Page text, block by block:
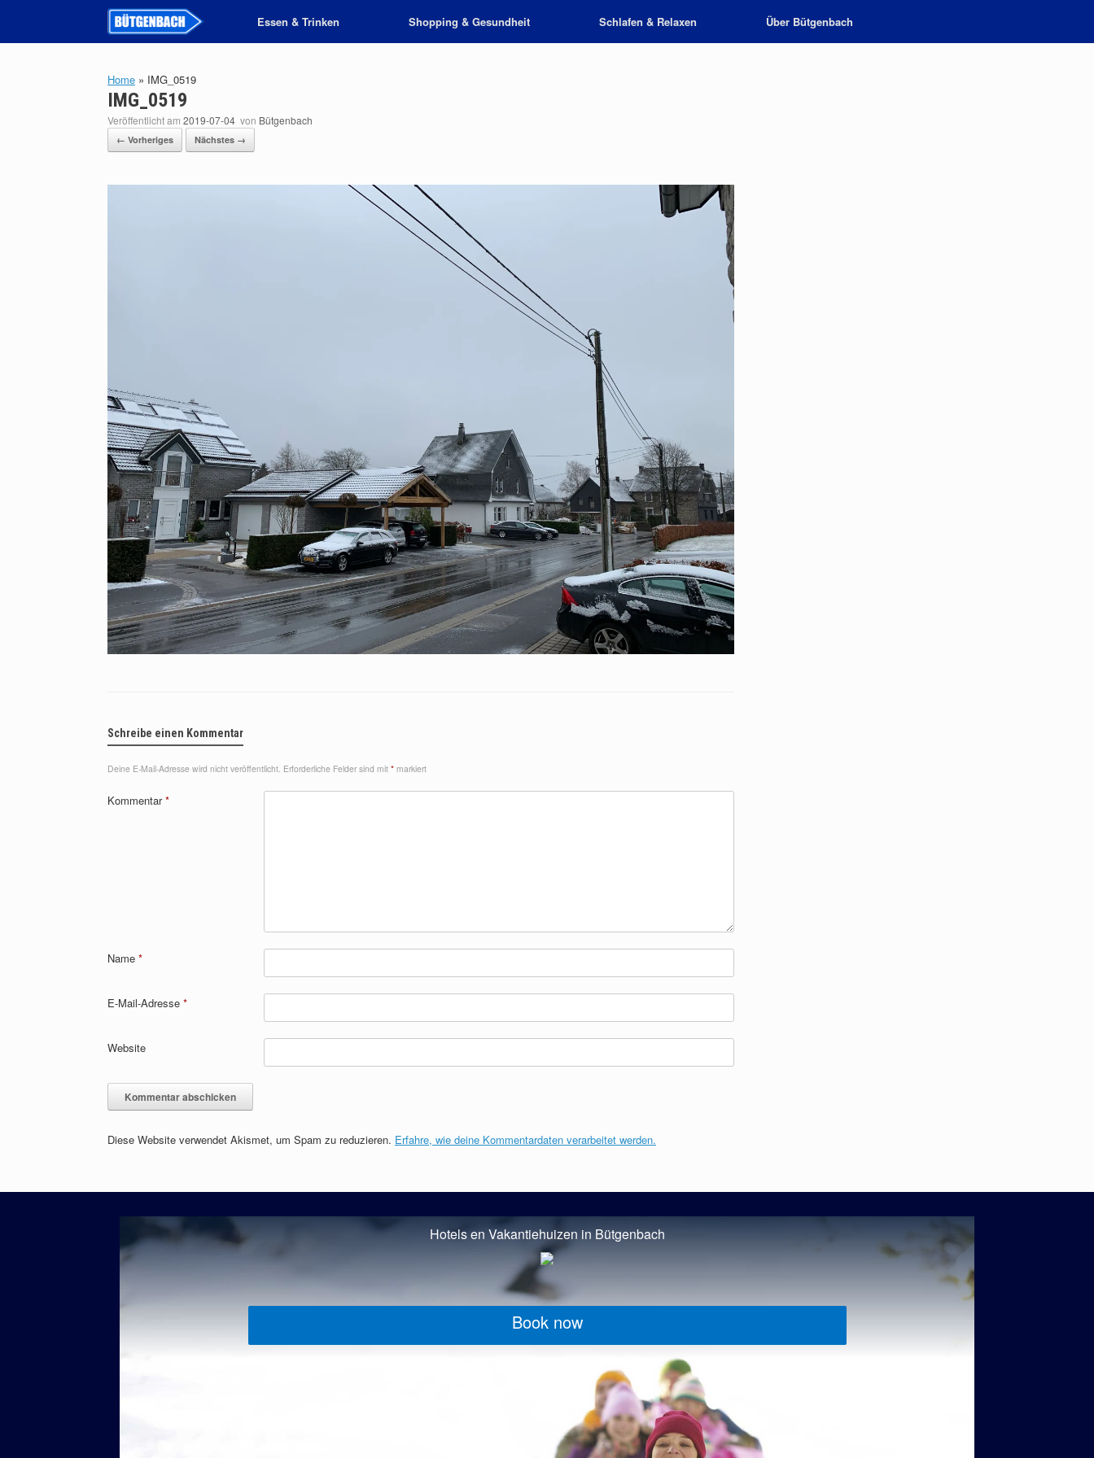
Essen & Trinken Shopping & Gesundheit Schlafen & Relaxen Über Bütgenbach
Home » IMG_0519
IMG_0519
Veröffentlicht am 2019-07-04 von Bütgenbach
← Vorheriges Nächstes →
Schreibe einen Kommentar
Deine E-Mail-Adresse wird nicht veröffentlicht. Erforderliche Felder sind mit * markiert
Kommentar*
Name *
E-Mail-Adresse *
Website
Diese Website verwendet Akismet, um Spam zu reduzieren. Erfahre, wie deine Kommentardaten verarbeitet werden.
Hotels en Vakantiehuizen in Bütgenbach
Book now